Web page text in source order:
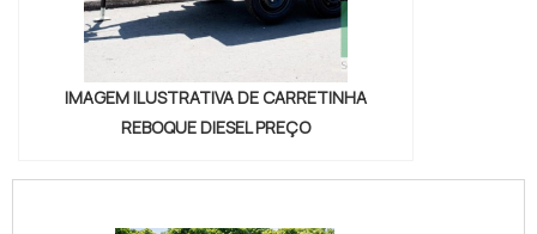
IMAGEM ILUSTRATIVA DE CARRETINHA
REBOQUE DIESEL PREÇO